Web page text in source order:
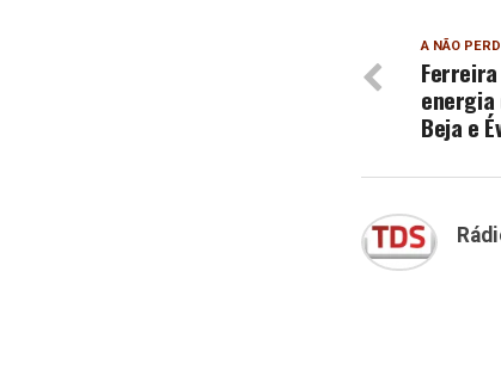
A NÃO
Beja e